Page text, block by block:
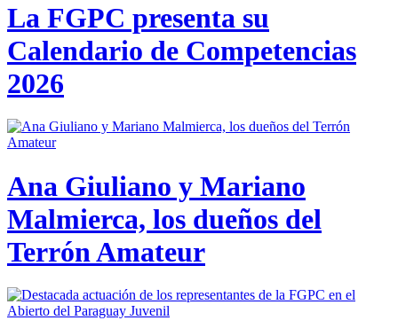
La FGPC presenta su
Calendario de Competencias
2026
Ana Giuliano y Mariano
Malmierca, los dueños del
Terrón Amateur